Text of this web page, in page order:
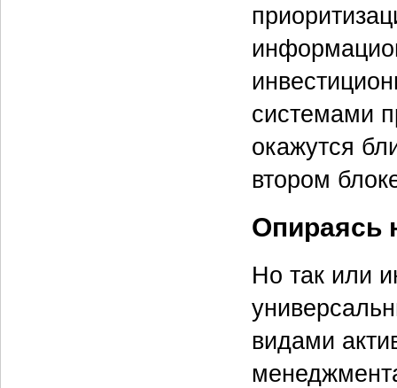
системами
окажутся
втором
Опираясь
Но так или
видами